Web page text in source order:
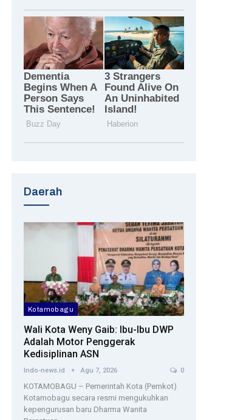
Daerah
Kotamobagu
Wali Kota Weny Gaib: Ibu-Ibu DWP
Adalah Motor Penggerak
Kedisiplinan ASN
Indo-news.id Agu 7, 2026 0
KOTAMOBAGU – Pemerintah Kota (Pemkot)
Kotamobagu secara resmi mengukuhkan
kepengurusan baru Dharma Wanita